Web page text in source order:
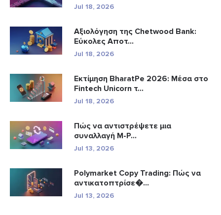
Jul 18, 2026
Αξιολόγηση της Chetwood Bank:
Εύκολες Αποτ...
Jul 18, 2026
Εκτίμηση BharatPe 2026: Μέσα στο
Fintech Unicorn τ...
Jul 18, 2026
Πώς να αντιστρέψετε μια
συναλλαγή M-P...
Jul 13, 2026
Polymarket Copy Trading: Πώς να
αντικατοπτρίσε�...
Jul 13, 2026